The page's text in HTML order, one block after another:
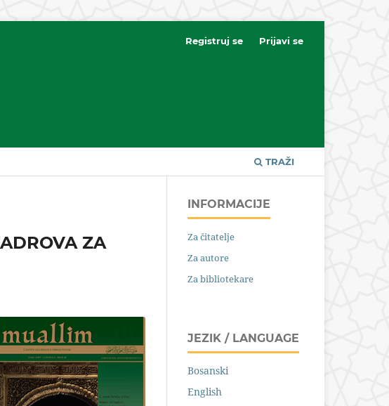
TRAŽI
Registruj se Prijavi se
ZA
INFORMACIJE
Za čitatelje
Za autore
Za bibliotekare
JEZIK / LANGUAGE
Bosanski
English